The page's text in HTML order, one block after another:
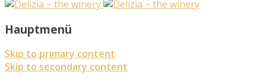
Hauptmenü
Skip to primary content
Skip to secondary content